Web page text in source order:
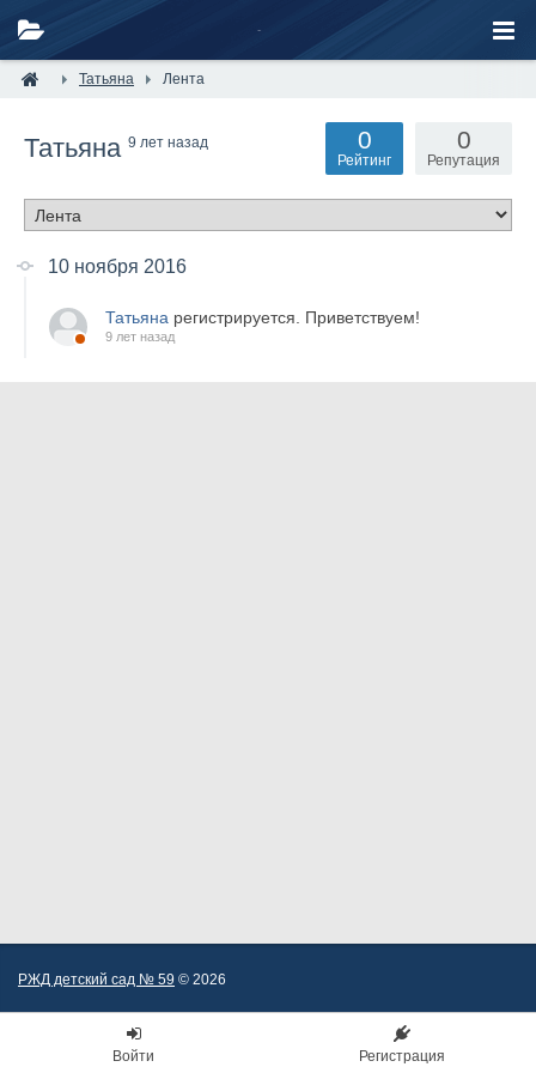
Татьяна Лента
Татьяна 9 лет назад 0
Репутация
0
Рейтинг
10 ноября 2016
Татьяна регистрируется. Приветствуем!
9 лет назад
РЖД детский сад № 59 © 2026
Войти Регистрация